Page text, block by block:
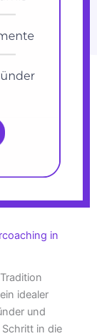
in
idealer
und
in die